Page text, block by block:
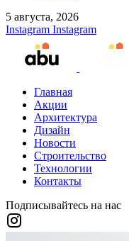
5 августа, 2026
Instagram Instagram
Главная
Акции
Архитектура
Дизайн
Новости
Строительство
Технологии
Контакты
Подписывайтесь на нас